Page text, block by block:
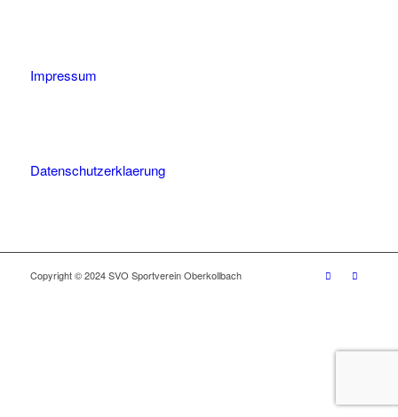
Impressum
Datenschutzerklaerung
Copyright © 2024 SVO Sportverein Oberkollbach